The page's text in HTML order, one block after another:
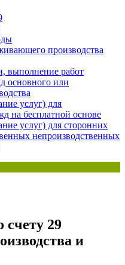
бухгалтера»
политика» и «Алгоритмы
вышлем вам на почту
производства
выполнение работ
основного или
услуг) для
на бесплатной основе
услуг) для сторонних
непроизводственных
счету 29
и